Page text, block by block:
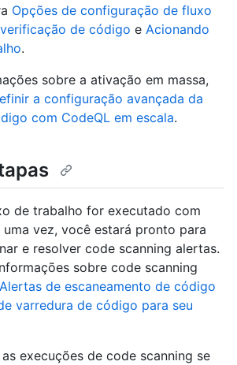
Opções de configuração de fluxo
de código e Acionando
.
sobre a ativação em massa,
a configuração avançada da
com CodeQL em escala.
de trabalho for executado com
vez, você estará pronto para
e resolver code scanning alertas.
sobre code scanning
Alertas de escaneamento de código
varredura de código para seu
execuções de code scanning se